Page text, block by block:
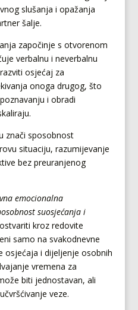
slušanja i opažanja
šalje.
započinje s otvorenom
verbalnu i neverbalnu
osjećaj za
onoga drugog, što
i obradi
znači sposobnost
situaciju, razumijevanje
bez preuranjenog
emocionalna
suosjećanja i
kroz redovite
samo na svakodnevne
osjećaja i dijeljenje osobnih
vremena za
biti jednostavan, ali
veze.